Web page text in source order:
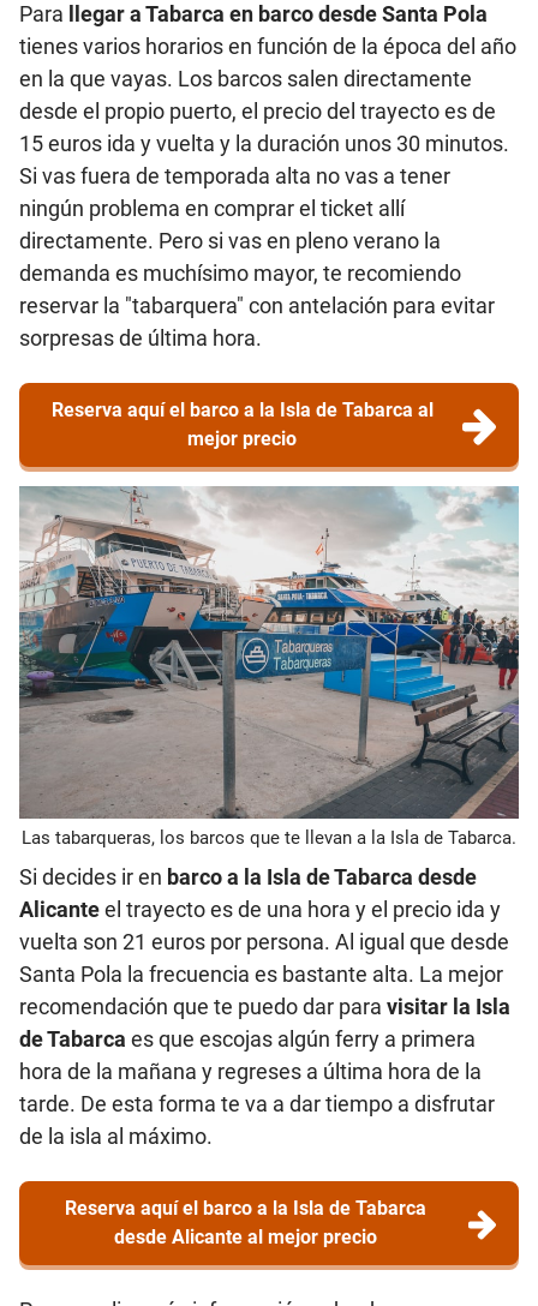
Para
llegar a Tabarca en barco desde Santa Pola
tienes varios horarios en función de la época del año
en la que vayas. Los barcos salen directamente
desde el propio puerto, el precio del trayecto es de
15 euros ida y vuelta y la duración unos 30 minutos.
Si vas fuera de temporada alta no vas a tener
ningún problema en comprar el ticket allí
directamente. Pero si vas en pleno verano la
demanda es muchísimo mayor, te recomiendo
reservar la "tabarquera" con antelación para evitar
sorpresas de última hora.
Reserva aquí el barco a la Isla de Tabarca al
mejor precio
Las tabarqueras, los barcos que te llevan a la Isla de Tabarca.
Si decides ir en barco a la Isla de Tabarca desde
Alicanteel trayecto es de una hora y el precio ida y
vuelta son 21 euros por persona. Al igual que desde
Santa Pola la frecuencia es bastante alta. La mejor
recomendación que te puedo dar para visitar la Isla
de Tabarca es que escojas algún ferry a primera
hora de la mañana y regreses a última hora de la
tarde. De esta forma te va a dar tiempo a disfrutar
de la isla al máximo.
Reserva aquí el barco a la Isla de Tabarca
desde Alicante al mejor precio